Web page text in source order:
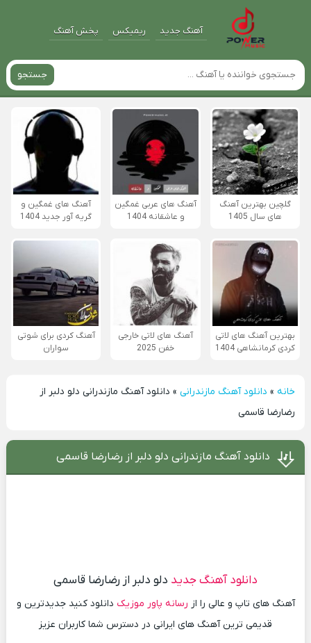
آهنگ جدید ریمیکس پخش آهنگ
جستجو
گلچین بهترین آهنگ
های سال 1405
آهنگ های عربی غمگین
و عاشقانه 1404
آهنگ های غمگین و
گریه آور جدید 1404
بهترین آهنگ های لاتی
کردی کرمانشاهی 1404
آهنگ های لاتی خارجی
خفن 2025
آهنگ کردی برای شوتی
سواران
خانه» دانلود آهنگ مازندرانی» دانلود آهنگ مازندرانی دلو دلبر از
رضارضا قاسمی
دانلود آهنگ مازندرانی دلو دلبر از رضارضا قاسمی
دانلود آهنگ جدید دلو دلبر از رضارضا قاسمی
آهنگ های تاپ و عالی را از رسانه پاور موزیک دانلود کنید جدیدترین و
قدیمی ترین آهنگ های ایرانی در دسترس شما کاربران عزیز